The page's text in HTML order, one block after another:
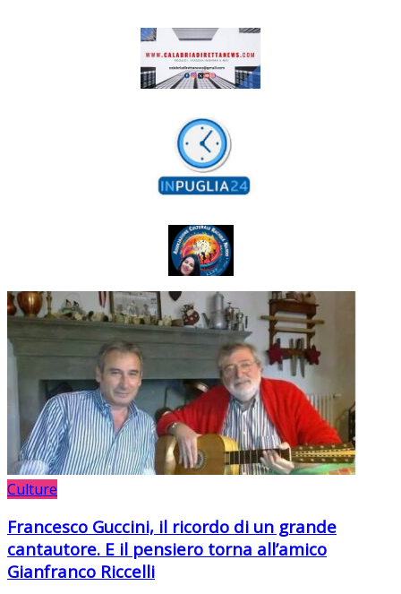
Culture
Francesco Guccini, il ricordo di un grande
cantautore. E il pensiero torna all’amico
Gianfranco Riccelli